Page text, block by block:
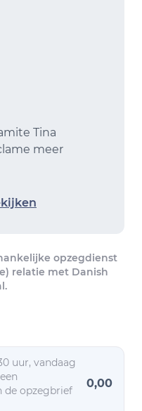
Tina
meer
opzegdienst
relatie met Danish
uur, vandaag
de opzegbrief
0,00